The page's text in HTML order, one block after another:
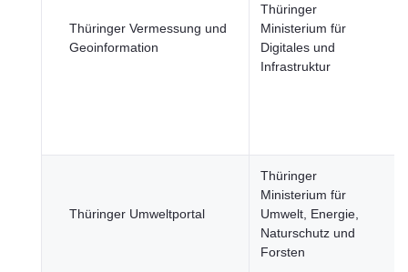
Thüringer Vermessung und
Geoinformation
Thüringer
Ministerium für
Digitales und
Infrastruktur
Thüringer Umweltportal
Thüringer
Ministerium für
Umwelt, Energie,
Naturschutz und
Forsten